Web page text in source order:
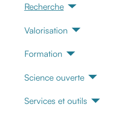
Recherche
Valorisation
Formation
Science ouverte
Services et outils